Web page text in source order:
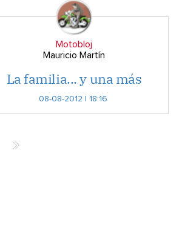
Motobloj
Mauricio Martín
La familia... y una más
08-08-2012 | 18:16